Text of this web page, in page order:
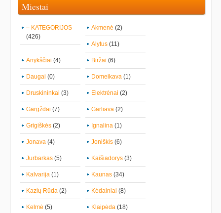
Miestai
– KATEGORIJOS
(426)
Akmenė (2)
Alytus (11)
Anykščiai (4) Biržai (6)
Daugai (0) Domeikava (1)
Druskininkai (3) Elektrėnai (2)
Gargždai (7) Garliava (2)
Grigiškės (2) Ignalina (1)
Jonava (4) Joniškis (6)
Jurbarkas (5) Kaišiadorys (3)
Kalvarija (1) Kaunas (34)
Kazlų Rūda (2) Kėdainiai (8)
Kelmė (5) Klaipėda (18)